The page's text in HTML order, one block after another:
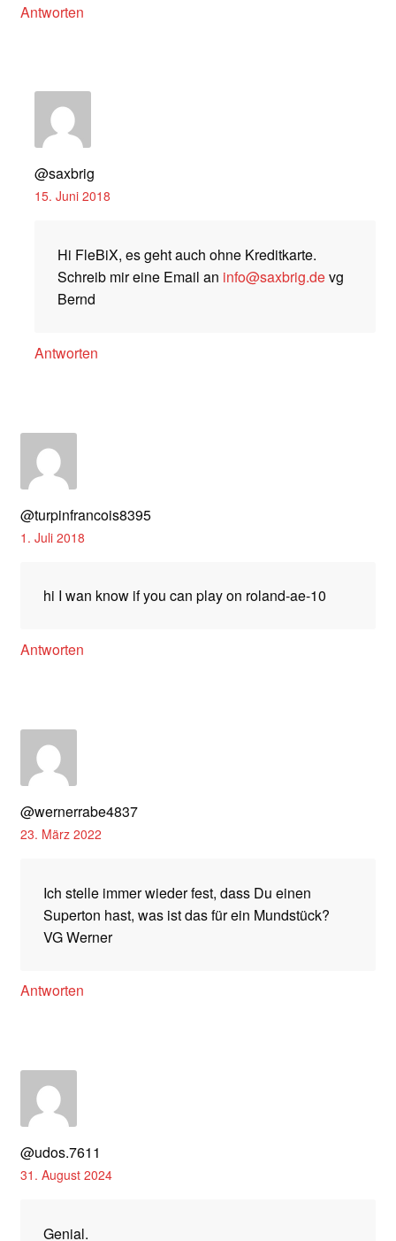
Antworten
@saxbrig
15. Juni 2018
Hi FleBiX, es geht auch ohne Kreditkarte.
Schreib mir eine Email an info@saxbrig.devg
Bernd
Antworten
@turpinfrancois8395
1. Juli 2018
hi I wan know if you can play on roland-ae-10
Antworten
@wernerrabe4837
23. März 2022
Ich stelle immer wieder fest, dass Du einen
Superton hast, was ist das für ein Mundstück?
VG Werner
Antworten
@udos.7611
31. August 2024
Genial.